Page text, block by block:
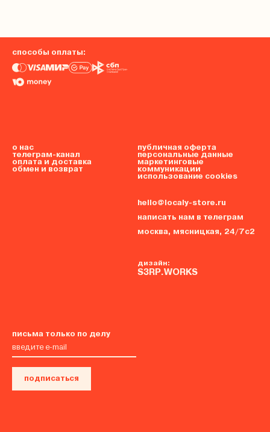
письма только по делу
подписаться
о нас
телеграм-канал
оплата и доставка
обмен и возврат
публичная оферта
персональные данные
маркетинговые
коммуникации
использование cookies
hello@localy-store.ru
написать нам в телеграм
москва, мясницкая, 24/7с2
дизайн:
S3RP.WORKS
способы оплаты: